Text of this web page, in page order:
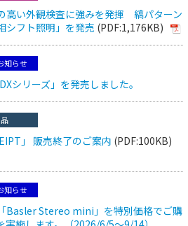
高い外観検査に強みを発揮 縞パターン
シフト照明」を発売 (PDF:1,176KB)
知らせ
シリーズ」を発売しました。
」 販売終了のご案内 (PDF:100KB)
知らせ
Basler Stereo mini」を特別価格でご購